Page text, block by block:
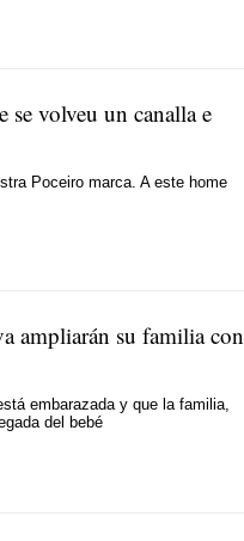
se volveu un canalla e
Poceiro marca. A este home
ampliarán su familia con
embarazada y que la familia,
del bebé